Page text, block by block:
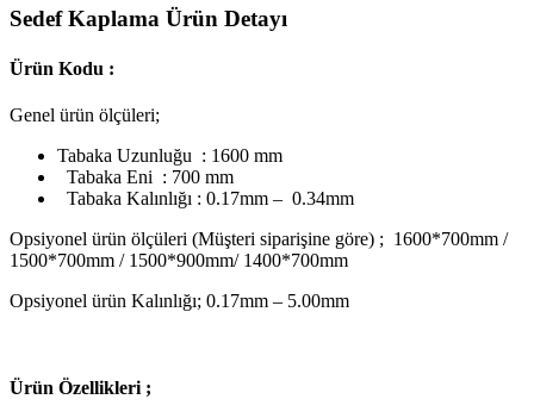
Sedef Kaplama Ürün Detayı
Ürün Kodu :
Genel ürün ölçüleri;
Tabaka Uzunluğu : 1600 mm
Tabaka Eni : 700 mm
Tabaka Kalınlığı : 0.17mm – 0.34mm
Opsiyonel ürün ölçüleri (Müşteri siparişine göre) ; 1600*700mm /
1500*700mm / 1500*900mm/ 1400*700mm
Opsiyonel ürün Kalınlığı; 0.17mm – 5.00mm
Ürün Özellikleri ;